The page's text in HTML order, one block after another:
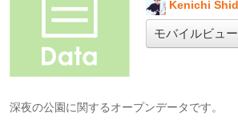
Kenichi
モバイルビュ
深夜の公園に関するオープンデータです。